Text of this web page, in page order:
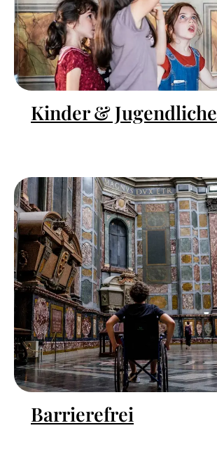
Kinder & Jugendliche
Barrierefrei